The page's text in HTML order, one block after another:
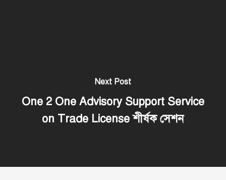
Next Post
One 2 One Advisory Support Service
on Trade License শীর্ষক সেশন